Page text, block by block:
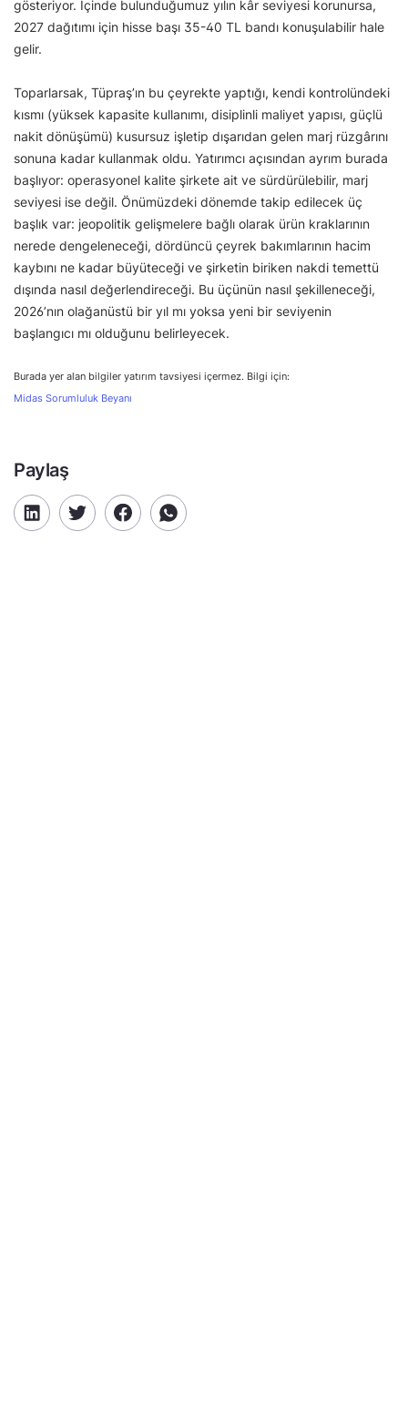
gösteriyor. İçinde bulunduğumuz yılın kâr seviyesi korunursa,
2027 dağıtımı için hisse başı 35-40 TL bandı konuşulabilir hale
gelir.
Toparlarsak, Tüpraş’ın bu çeyrekte yaptığı, kendi kontrolündeki
kısmı (yüksek kapasite kullanımı, disiplinli maliyet yapısı, güçlü
nakit dönüşümü) kusursuz işletip dışarıdan gelen marj rüzgârını
sonuna kadar kullanmak oldu. Yatırımcı açısından ayrım burada
başlıyor: operasyonel kalite şirkete ait ve sürdürülebilir, marj
seviyesi ise değil. Önümüzdeki dönemde takip edilecek üç
başlık var: jeopolitik gelişmelere bağlı olarak ürün kraklarının
nerede dengeleneceği, dördüncü çeyrek bakımlarının hacim
kaybını ne kadar büyüteceği ve şirketin biriken nakdi temettü
dışında nasıl değerlendireceği. Bu üçünün nasıl şekilleneceği,
2026’nın olağanüstü bir yıl mı yoksa yeni bir seviyenin
başlangıcı mı olduğunu belirleyecek.
Burada yer alan bilgiler yatırım tavsiyesi içermez. Bilgi için:
Midas Sorumluluk Beyanı
Paylaş